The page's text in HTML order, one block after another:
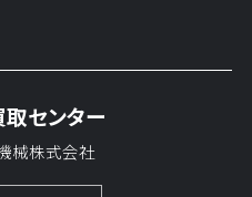
センター
械株式会社